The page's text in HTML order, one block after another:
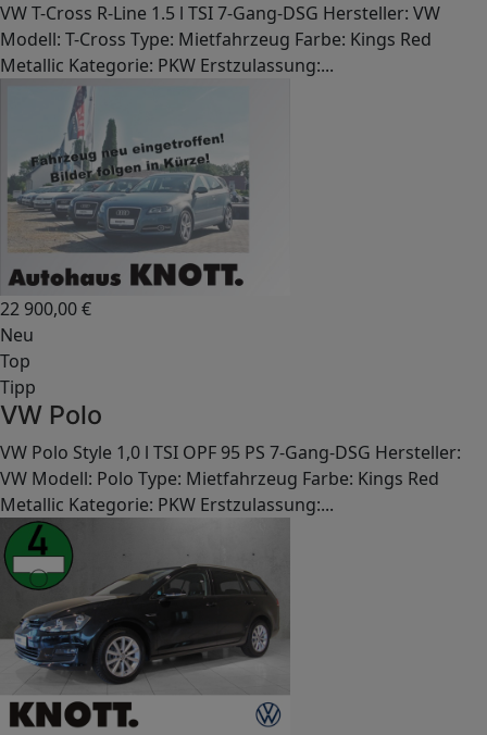
VW T-Cross R-Line 1.5 l TSI 7-Gang-DSG Hersteller: VW
Modell: T-Cross Type: Mietfahrzeug Farbe: Kings Red
Metallic Kategorie: PKW Erstzulassung:...
22 900,00€
Neu
Top
Tipp
VW Polo
VW Polo Style 1,0 l TSI OPF 95 PS 7-Gang-DSG Hersteller:
VW Modell: Polo Type: Mietfahrzeug Farbe: Kings Red
Metallic Kategorie: PKW Erstzulassung:...